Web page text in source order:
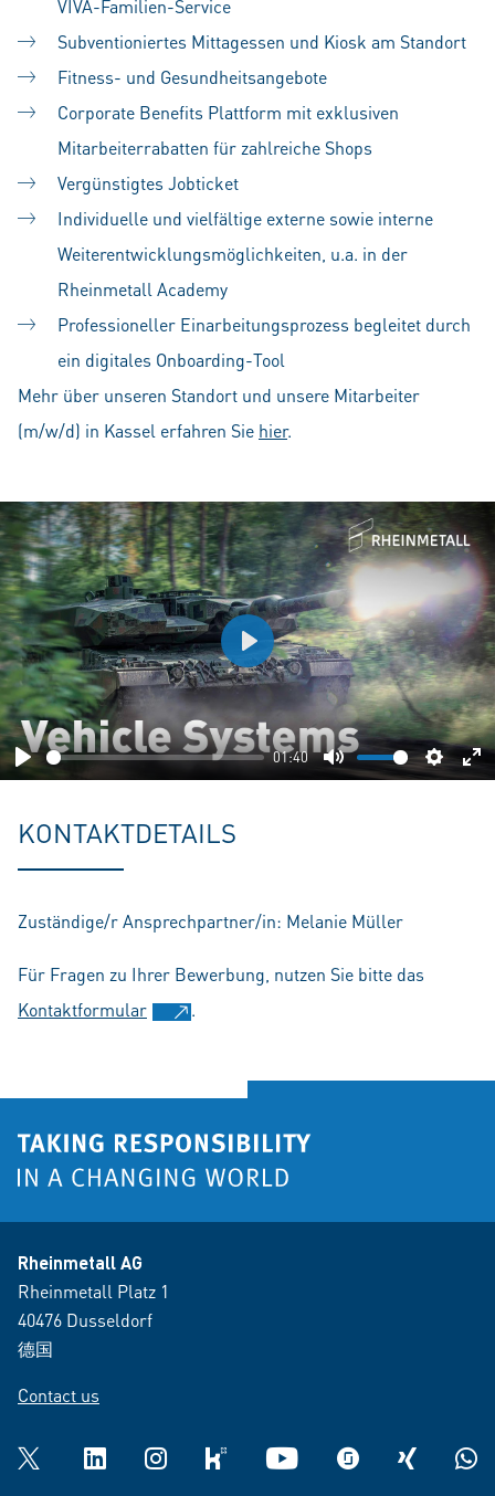
VIVA-Familien-Service
Subventioniertes Mittagessen und Kiosk am Standort
Fitness- und Gesundheitsangebote
Corporate Benefits Plattform mit exklusiven
Mitarbeiterrabatten für zahlreiche Shops
Vergünstigtes Jobticket
Individuelle und vielfältige externe sowie interne
Weiterentwicklungsmöglichkeiten, u.a. in der
Rheinmetall Academy
Professioneller Einarbeitungsprozess begleitet durch
ein digitales Onboarding-Tool
Mehr über unseren Standort und unsere Mitarbeiter
(m/w/d) in Kassel erfahren Sie hier.
Play
01:40
Mute
Play
KONTAKTDETAILS
Zuständige/r Ansprechpartner/in: Melanie Müller
Für Fragen zu Ihrer Bewerbung, nutzen Sie bitte das
Kontaktformular
.
Rheinmetall AG
Rheinmetall Platz 1
40476 Dusseldorf
德国
Contact us
Twitter LinkedInInstagramkununu YouTube glassdoorXING